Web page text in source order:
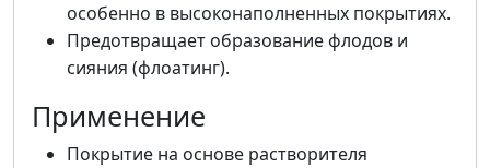
особенно в высоконаполненных покрытиях.
Предотвращает образование флодов и
сияния (флоатинг).
Применение
Покрытие на основе растворителя